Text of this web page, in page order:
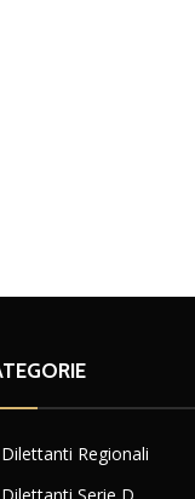
Dilettanti Regionali